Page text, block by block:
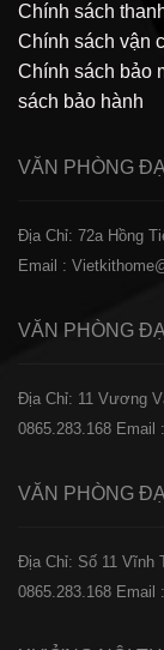
Chính sách
Chính sách vận
Chính sách bảo
sách bảo hành
VĂN PHÒNG
Địa Chỉ: 72a Hồng
Email :
VĂN PHÒNG
Địa Chỉ: 11 Vương
0865.283.168 Email
VĂN PHÒNG
Địa Chỉ: Số 11 Vĩnh
0865.283.168 Email